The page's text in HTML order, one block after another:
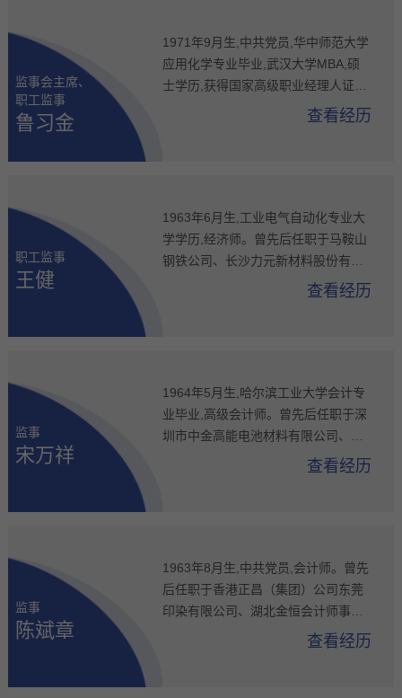
公司独立董事、立讯精密工业股份有
限公司独立董事。
监事会主席、
职工监事
鲁习金
1971年9月生,中共党员,华中师范大学
应用化学专业毕业,武汉大学MBA,硕
士学历,获得国家高级职业经理人证
书。曾任职于湖北荆工水泥股份有限
限公司总经理、公司副总经理,现任公
司监事会主席、职工监事。
查看经历
职工监事
王健
1963年6月生,工业电气自动化专业大
学学历,经济师。曾先后任职于马鞍山
钢铁公司、长沙力元新材料股份有限
公司。历任荆门市格林美新材料有限
查看经历
监事
宋万祥
1964年5月生,哈尔滨工业大学会计专
业毕业,高级会计师。曾先后任职于深
圳市中金高能电池材料有限公司、广
东嘉耀木业发展有限公司、风火创意
查看经历
监事
陈斌章
1963年8月生,中共党员,会计师。曾先
后任职于香港正昌（集团）公司东莞
印染有限公司、湖北金恒会计师事务
有限公司、湖北四季青景观园林建设
查看经历